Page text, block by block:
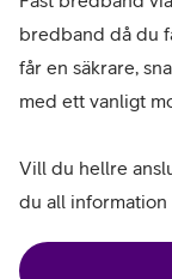
bredband då du
får en säkrare,
med ett vanligt
Vill du hellre
du all information